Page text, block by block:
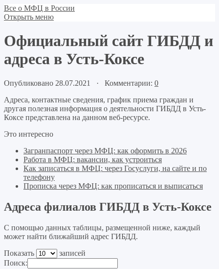
Все о МФЦ в России
Открыть меню
Официальный сайт ГИБДД и
адреса в Усть-Коксе
Опубликовано 28.07.2021 · Комментарии: 0
Адреса, контактные сведения, график приема граждан и
другая полезная информация о деятельности ГИБДД в Усть-
Коксе представлена на данном веб-ресурсе.
Это интересно
Загранпаспорт через МФЦ: как оформить в 2026
Работа в МФЦ: вакансии, как устроиться
Как записаться в МФЦ: через Госуслуги, на сайте и по
телефону
Прописка через МФЦ: как прописаться и выписаться
Адреса филиалов ГИБДД в Усть-Коксе
С помощью данных таблицы, размещенной ниже, каждый
может найти ближайший адрес ГИБДД.
Показать
записей
Поиск: